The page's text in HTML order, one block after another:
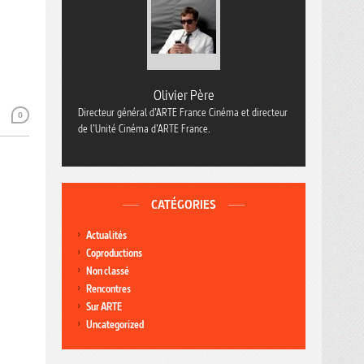
0
Olivier Père
Directeur général d’ARTE France Cinéma et directeur
de l’Unité Cinéma d’ARTE France.
CATÉGORIES
Actualités
Coproductions
Non classé
Rencontres
Sur ARTE
Uncategorized